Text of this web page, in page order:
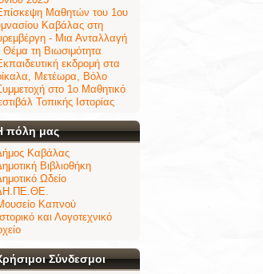
Μαθητών του 1ου
Καβάλας στη
- Μια Ανταλλαγή
Θέμα τη Βιωσιμότητα
εκδρομή στα
Μετέωρα, Βόλο
στο 1ο Μαθητικό
Τοπικής Ιστορίας
πόλη μας
Καβάλας
Βιβλιοθήκη
Ωδείο
Καπνού
Ιστορικό και Λογοτεχνικό
Σύνδεσμοι